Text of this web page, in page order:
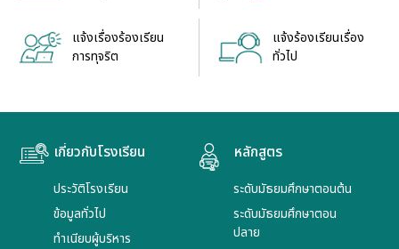
แจ้งเรื่องร้องเรียน
การทุจริต
แจ้งร้องเรียนเรื่อง
ทั่วไป
เกี่ยวกับโรงเรียน
ประวัติโรงเรียน
ข้อมูลทั่วไป
ทำเนียบผู้บริหาร
หลักสูตร
ระดับมัธยมศึกษาตอนต้น
ระดับมัธยมศึกษาตอน
ปลาย